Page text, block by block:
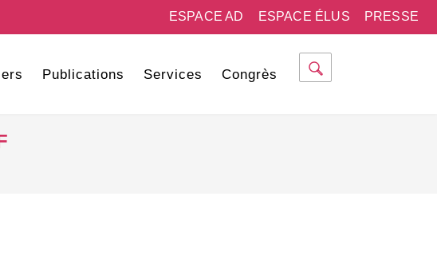
PRESSE
ESPACE ÉLUS
ESPACE AD
Publications Services Congrès